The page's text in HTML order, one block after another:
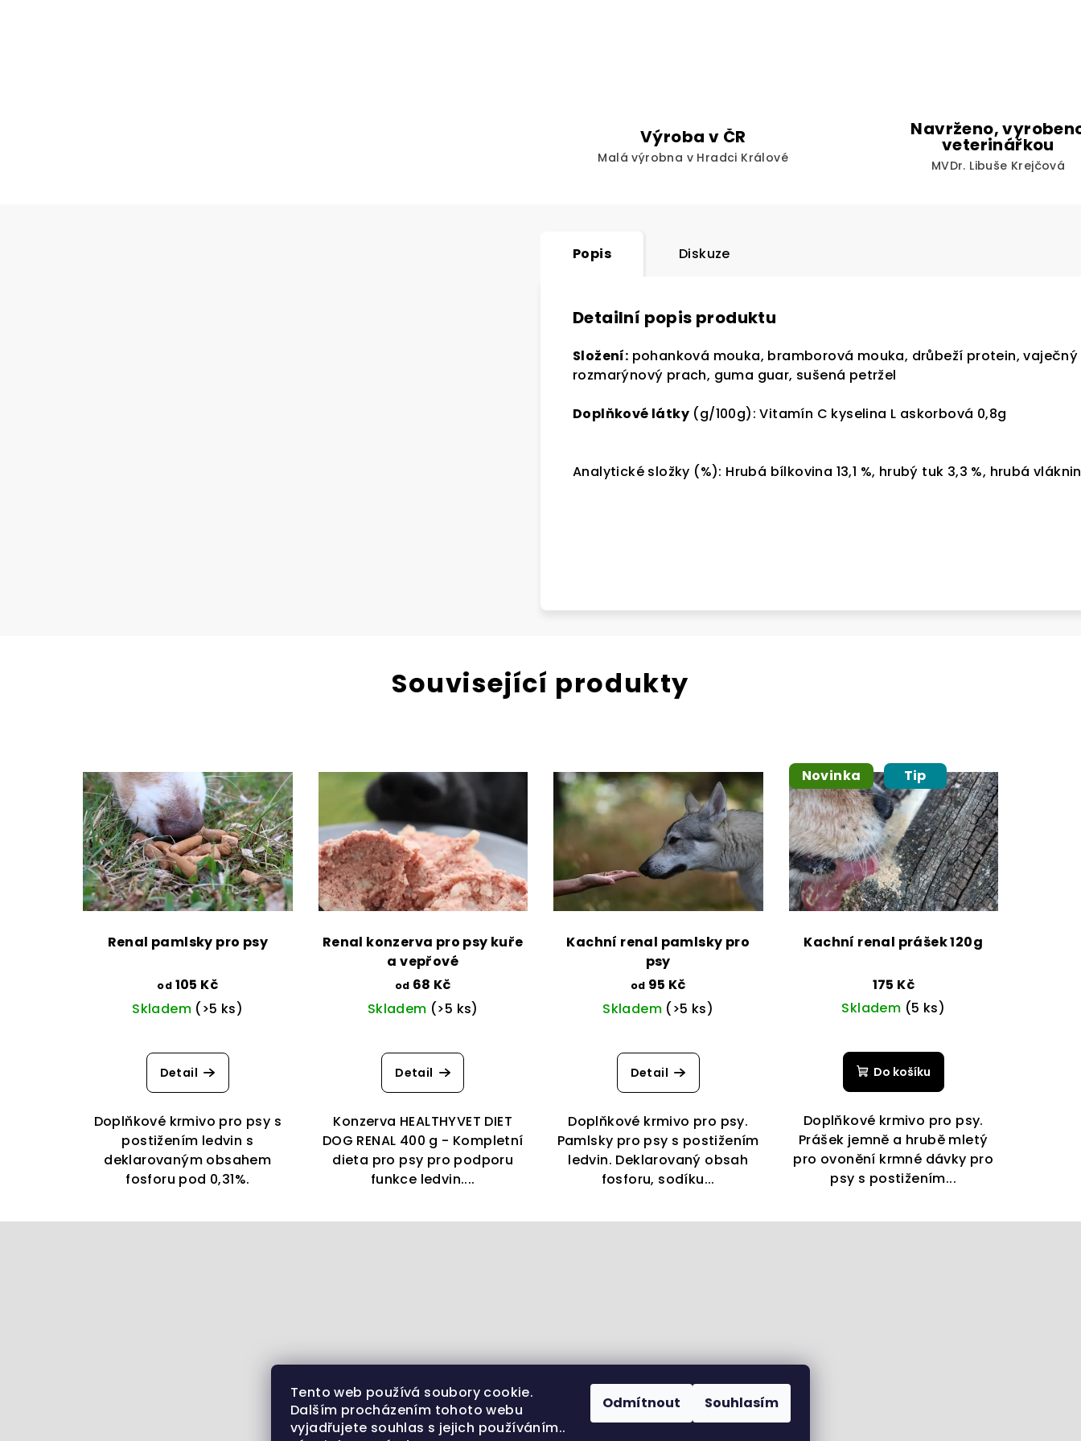
Tento web používá soubory cookie.
Dalším procházením tohoto webu
vyjadřujete souhlas s jejich používáním..
Odmítnout Souhlasím
Výroba v ČR
Malá výrobna v Hradci Králové
Navrženo,
veterinářkou
MVDr. Libuše Krejčová
Popis Diskuze
Detailní popis produktu
Složení: pohanková mouka, bramborová mouka, drůbeží protein,
rozmarýnový prach, guma guar, sušená petržel
Doplňkové látky (g/100g): Vitamín C kyselina L askorbová 0,8g
Analytické složky (%): Hrubá bílkovina 13,1 %, hrubý tuk 3,3 %, hrubá
Související produkty
Renal pamlsky pro psy
od 105 Kč
Skladem (>5 ks)
Detail
Doplňkové krmivo pro psy s
postižením ledvin s
deklarovaným obsahem
fosforu pod 0,31%.
Renal konzerva pro psy kuře
a vepřové
od 68 Kč
Skladem (>5 ks)
Detail
Konzerva HEALTHYVET DIET
DOG RENAL 400 g - Kompletní
dieta pro psy pro podporu
funkce ledvin....
Kachní renal pamlsky pro
psy
od 95 Kč
Skladem (>5 ks)
Detail
Doplňkové krmivo pro psy.
Pamlsky pro psy s postižením
ledvin. Deklarovaný obsah
fosforu, sodíku...
Novinka Tip
Kachní renal prášek 120g
175 Kč
Skladem (5 ks)
Do košíku
Doplňkové krmivo pro psy.
Prášek jemně a hrubě mletý
pro ovonění krmné dávky pro
psy s postižením...